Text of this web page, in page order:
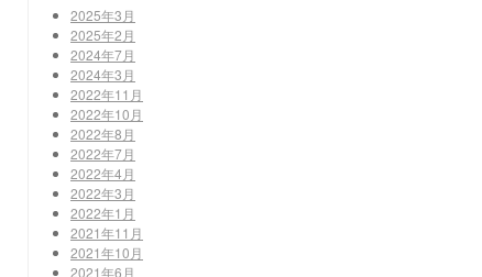
2025年3月
2025年2月
2024年7月
2024年3月
2022年11月
2022年10月
2022年8月
2022年7月
2022年4月
2022年3月
2022年1月
2021年11月
2021年10月
2021年6月